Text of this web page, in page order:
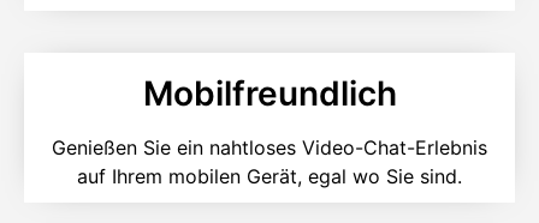
Mobilfreundlich
Genießen Sie ein nahtloses Video-Chat-Erlebnis
auf Ihrem mobilen Gerät, egal wo Sie sind.